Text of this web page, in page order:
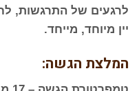
לרגעים של התרגשות,
יין מיוחד, מייחד.
המלצת הגשה: